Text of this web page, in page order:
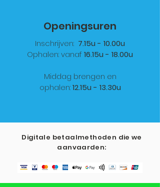
Openingsuren
Inschrijven: 7.15u - 10.00u
Ophalen: vanaf 16.15u - 18.00u
Middag brengen en
ophalen:12.15u - 13.30u
Digitale betaalmethoden die we
aanvaarden: